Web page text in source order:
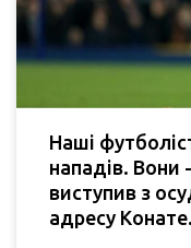
Наші
нападів. Вони
виступив з
адресу Конате.